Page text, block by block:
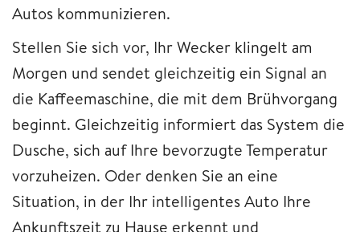
Autos kommunizieren.
Stellen Sie sich vor, Ihr Wecker klingelt am
Morgen und sendet gleichzeitig ein Signal an
die Kaffeemaschine, die mit dem Brühvorgang
beginnt. Gleichzeitig informiert das System die
Dusche, sich auf Ihre bevorzugte Temperatur
vorzuheizen. Oder denken Sie an eine
Situation, in der Ihr intelligentes Auto Ihre
Ankunftszeit zu Hause erkennt und